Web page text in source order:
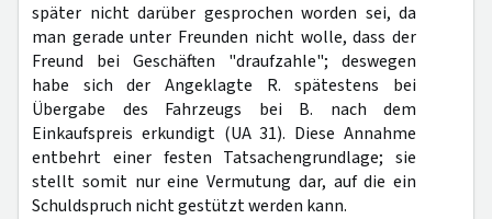
später nicht darüber gesprochen worden sei, da
man gerade unter Freunden nicht wolle, dass der
Freund bei Geschäften "draufzahle"; deswegen
habe sich der Angeklagte R. spätestens bei
Übergabe des Fahrzeugs bei B. nach dem
Einkaufspreis erkundigt (UA 31). Diese Annahme
entbehrt einer festen Tatsachengrundlage; sie
stellt somit nur eine Vermutung dar, auf die ein
Schuldspruch nicht gestützt werden kann.